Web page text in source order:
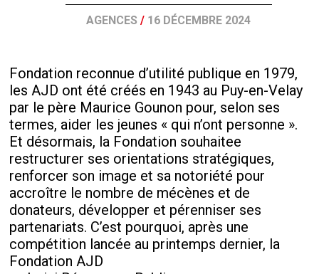
AGENCES / 16 DÉCEMBRE 2024
Fondation reconnue d’utilité publique en 1979,
les AJD ont été créés en 1943 au Puy-en-Velay
par le père Maurice Gounon pour, selon ses
termes, aider les jeunes « qui n’ont personne ».
Et désormais, la Fondation souhaitee
restructurer ses orientations stratégiques,
renforcer son image et sa notoriété pour
accroître le nombre de mécènes et de
donateurs, développer et pérenniser ses
partenariats. C’est pourquoi, après une
compétition lancée au printemps dernier, la
Fondation AJD